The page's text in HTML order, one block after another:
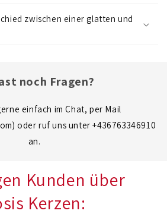
zwischen einer glatten und
noch Fragen?
einfach im Chat, per Mail
oder ruf uns unter +436763346910
an.
Kunden über
Kerzen: